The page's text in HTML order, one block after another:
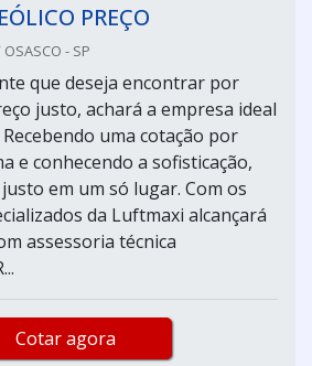
PREÇO
OSASCO - SP
que deseja encontrar por
justo, achará a empresa ideal
uma cotação por
e conhecendo a sofisticação,
em um só lugar. Com os
da Luftmaxi alcançará
assessoria técnica
Cotar agora